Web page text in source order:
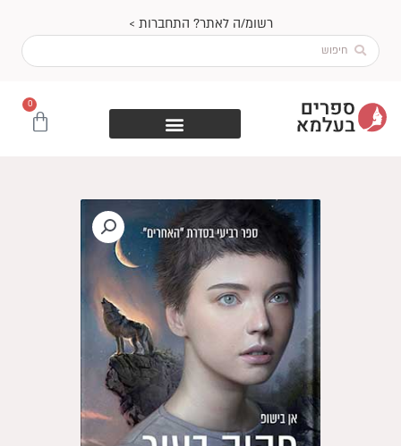
רשומ/ה לאתר? התחברות >
Search
0
עגלת